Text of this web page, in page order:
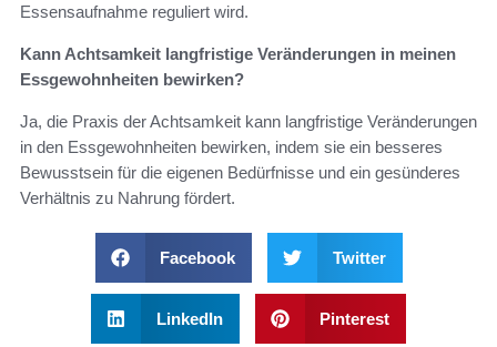
Essensaufnahme reguliert wird.
Kann Achtsamkeit langfristige Veränderungen in meinen
Essgewohnheiten bewirken?
Ja, die Praxis der Achtsamkeit kann langfristige Veränderungen
in den Essgewohnheiten bewirken, indem sie ein besseres
Bewusstsein für die eigenen Bedürfnisse und ein gesünderes
Verhältnis zu Nahrung fördert.
Facebook Twitter
LinkedIn Pinterest